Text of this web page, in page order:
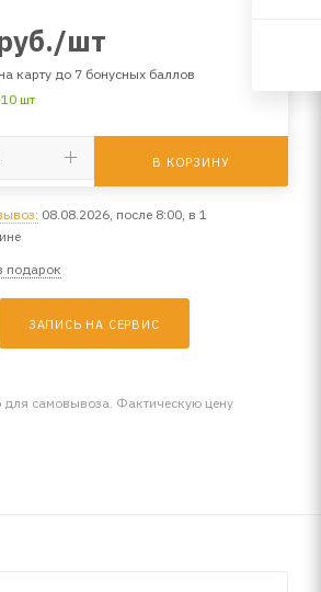
/шт
карту до 7 бонусных баллов
шт
В КОРЗИНУ
08.08.2026, после 8:00, в 1
подарок
ЗАПИСЬ НА СЕРВИС
для самовывоза. Фактическую цену